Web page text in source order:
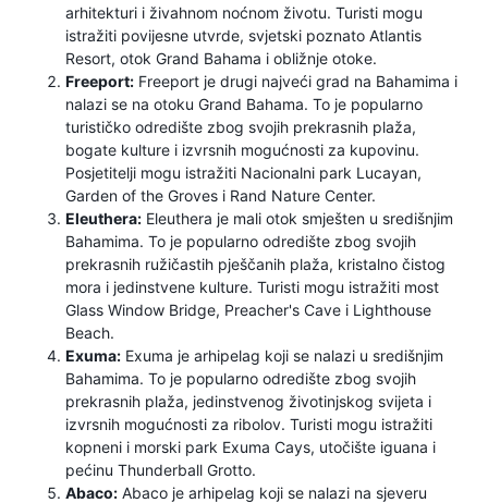
arhitekturi i živahnom noćnom životu. Turisti mogu
istražiti povijesne utvrde, svjetski poznato Atlantis
Resort, otok Grand Bahama i obližnje otoke.
Freeport: Freeport je drugi najveći grad na Bahamima i
nalazi se na otoku Grand Bahama. To je popularno
turističko odredište zbog svojih prekrasnih plaža,
bogate kulture i izvrsnih mogućnosti za kupovinu.
Posjetitelji mogu istražiti Nacionalni park Lucayan,
Garden of the Groves i Rand Nature Center.
Eleuthera: Eleuthera je mali otok smješten u središnjim
Bahamima. To je popularno odredište zbog svojih
prekrasnih ružičastih pješčanih plaža, kristalno čistog
mora i jedinstvene kulture. Turisti mogu istražiti most
Glass Window Bridge, Preacher's Cave i Lighthouse
Beach.
Exuma: Exuma je arhipelag koji se nalazi u središnjim
Bahamima. To je popularno odredište zbog svojih
prekrasnih plaža, jedinstvenog životinjskog svijeta i
izvrsnih mogućnosti za ribolov. Turisti mogu istražiti
kopneni i morski park Exuma Cays, utočište iguana i
pećinu Thunderball Grotto.
Abaco: Abaco je arhipelag koji se nalazi na sjeveru